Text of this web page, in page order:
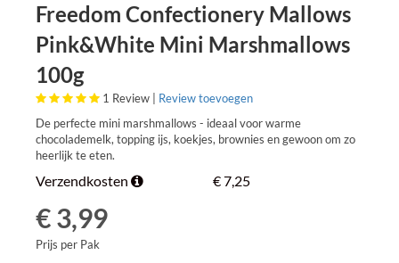
Freedom Confectionery Mallows
Pink&White Mini Marshmallows
100g
1 Review | Review toevoegen
De perfecte mini marshmallows - ideaal voor warme
chocolademelk, topping ijs, koekjes, brownies en gewoon om zo
heerlijk te eten.
Verzendkosten € 7,25
€ 3,99
Prijs per Pak